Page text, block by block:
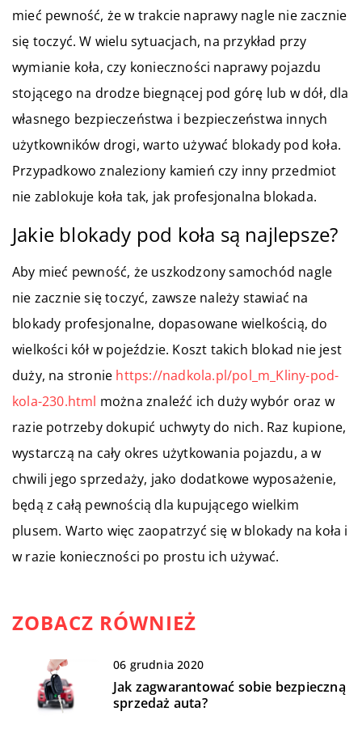
mieć pewność, że w trakcie naprawy nagle nie zacznie
się toczyć. W wielu sytuacjach, na przykład przy
wymianie koła, czy konieczności naprawy pojazdu
stojącego na drodze biegnącej pod górę lub w dół, dla
własnego bezpieczeństwa i bezpieczeństwa innych
użytkowników drogi, warto używać blokady pod koła.
Przypadkowo znaleziony kamień czy inny przedmiot
nie zablokuje koła tak, jak profesjonalna blokada.
Jakie blokady pod koła są najlepsze?
Aby mieć pewność, że uszkodzony samochód nagle
nie zacznie się toczyć, zawsze należy stawiać na
blokady profesjonalne, dopasowane wielkością, do
wielkości kół w pojeździe. Koszt takich blokad nie jest
duży, na stronie https://nadkola.pl/pol_m_Kliny-pod-
kola-230.html można znaleźć ich duży wybór oraz w
razie potrzeby dokupić uchwyty do nich. Raz kupione,
wystarczą na cały okres użytkowania pojazdu, a w
chwili jego sprzedaży, jako dodatkowe wyposażenie,
będą z całą pewnością dla kupującego wielkim
plusem. Warto więc zaopatrzyć się w blokady na koła i
w razie konieczności po prostu ich używać.
ZOBACZ RÓWNIEŻ
06 grudnia 2020
Jak zagwarantować sobie bezpieczną
sprzedaż auta?